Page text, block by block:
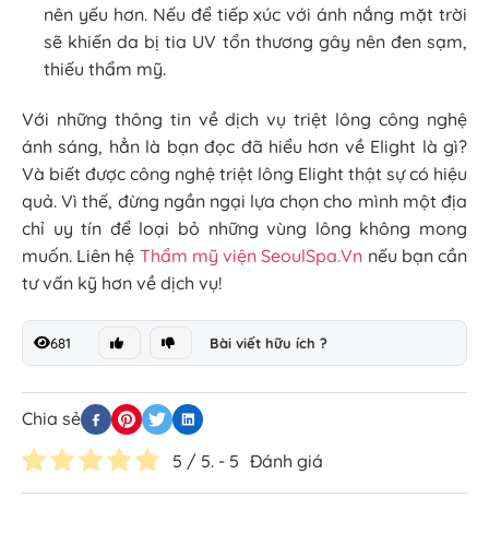
nên yếu hơn. Nếu để tiếp xúc với ánh nắng mặt trời
sẽ khiến da bị tia UV tổn thương gây nên đen sạm,
thiếu thẩm mỹ.
Với những thông tin về dịch vụ triệt lông công nghệ
ánh sáng, hẳn là bạn đọc đã hiểu hơn về Elight là gì?
Và biết được công nghệ triệt lông Elight thật sự có hiệu
quả. Vì thế, đừng ngần ngại lựa chọn cho mình một địa
chỉ uy tín để loại bỏ những vùng lông không mong
muốn. Liên hệ Thẩm mỹ viện SeoulSpa.Vn nếu bạn cần
tư vấn kỹ hơn về dịch vụ!
681 Bài viết hữu ích ?
Chia sẻ
Đánh giá
5 / 5. - 5